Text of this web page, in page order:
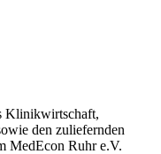
Klinikwirtschaft,
den zuliefernden
MedEcon Ruhr e.V.